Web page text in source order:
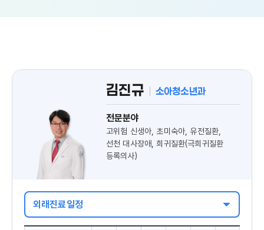
김진규 소아청소년과
전문분야
고위험 신생아, 초미숙아, 유전질환,
선천 대사장애, 희귀질환(극희귀질환
등록의사)
외래진료일정